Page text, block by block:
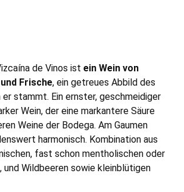
de Vinos ist ein Wein von
Frische, ein getreues Abbild des
er stammt. Ein ernster, geschmeidiger
Wein, der eine markantere Säure
Weine der Bodega. Am Gaumen
harmonisch. Kombination aus
fast schon mentholischen oder
und Wildbeeren sowie kleinblütigen